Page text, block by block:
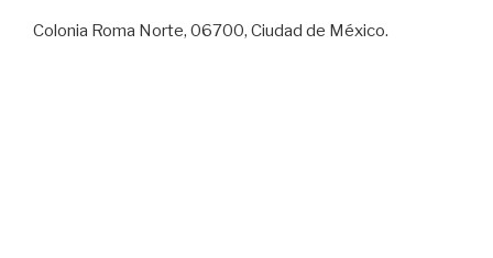
Colonia Roma Norte, 06700, Ciudad de México.